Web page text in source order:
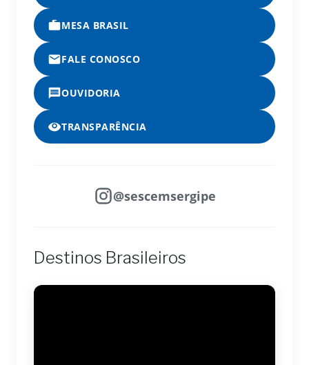
MESA BRASIL
FALE CONOSCO
OUVIDORIA
TRANSPARÊNCIA
@sescemsergipe
Destinos Brasileiros